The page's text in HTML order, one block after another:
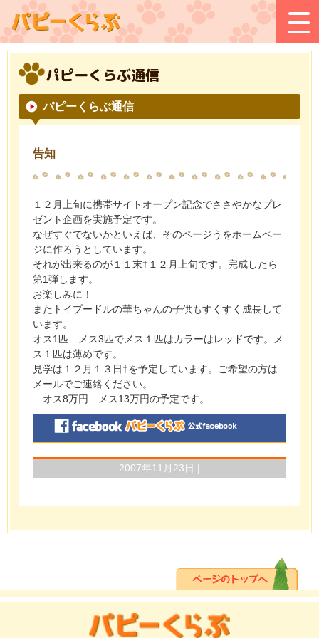
パピーくらぶ通信
パピーくらぶ通信
告知
１２月上旬に携帯サイトオープン記念でささやかなプレ
ゼント企画を実施予定です。
なぜすぐでないかといえば、そのページうをホームペー
ジに作ろうとしています。
それが出来るのが１１末†１２月上旬です。完成したら
第1弾します。
お楽しみに！
またトイプードルの華ちゃんの子供もすくすく成長して
います。
オス1匹 メス3匹でメス１匹はカラーはレッドです。メ
ス１匹は薄めです。
見学は１２月１３日†を予定しています。ご希望の方は
メールでご連絡ください。
オス8万円 メス13万円の予定です。
2007年11月23日 |